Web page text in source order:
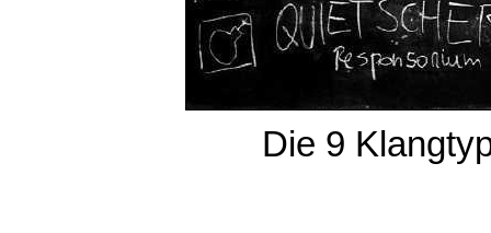
Die 9